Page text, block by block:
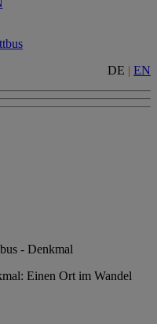
DE | EN
Einen Ort im Wandel